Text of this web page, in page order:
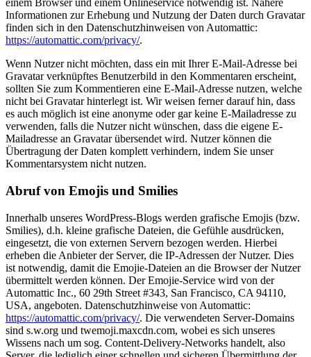
einem Browser und einem Onlineservice notwendig ist. Nähere
Informationen zur Erhebung und Nutzung der Daten durch Gravatar
finden sich in den Datenschutzhinweisen von Automattic:
https://automattic.com/privacy/.
Wenn Nutzer nicht möchten, dass ein mit Ihrer E-Mail-Adresse bei
Gravatar verknüpftes Benutzerbild in den Kommentaren erscheint,
sollten Sie zum Kommentieren eine E-Mail-Adresse nutzen, welche
nicht bei Gravatar hinterlegt ist. Wir weisen ferner darauf hin, dass
es auch möglich ist eine anonyme oder gar keine E-Mailadresse zu
verwenden, falls die Nutzer nicht wünschen, dass die eigene E-
Mailadresse an Gravatar übersendet wird. Nutzer können die
Übertragung der Daten komplett verhindern, indem Sie unser
Kommentarsystem nicht nutzen.
Abruf von Emojis und Smilies
Innerhalb unseres WordPress-Blogs werden grafische Emojis (bzw.
Smilies), d.h. kleine grafische Dateien, die Gefühle ausdrücken,
eingesetzt, die von externen Servern bezogen werden. Hierbei
erheben die Anbieter der Server, die IP-Adressen der Nutzer. Dies
ist notwendig, damit die Emojie-Dateien an die Browser der Nutzer
übermittelt werden können. Der Emojie-Service wird von der
Automattic Inc., 60 29th Street #343, San Francisco, CA 94110,
USA, angeboten. Datenschutzhinweise von Automattic:
https://automattic.com/privacy/. Die verwendeten Server-Domains
sind s.w.org und twemoji.maxcdn.com, wobei es sich unseres
Wissens nach um sog. Content-Delivery-Networks handelt, also